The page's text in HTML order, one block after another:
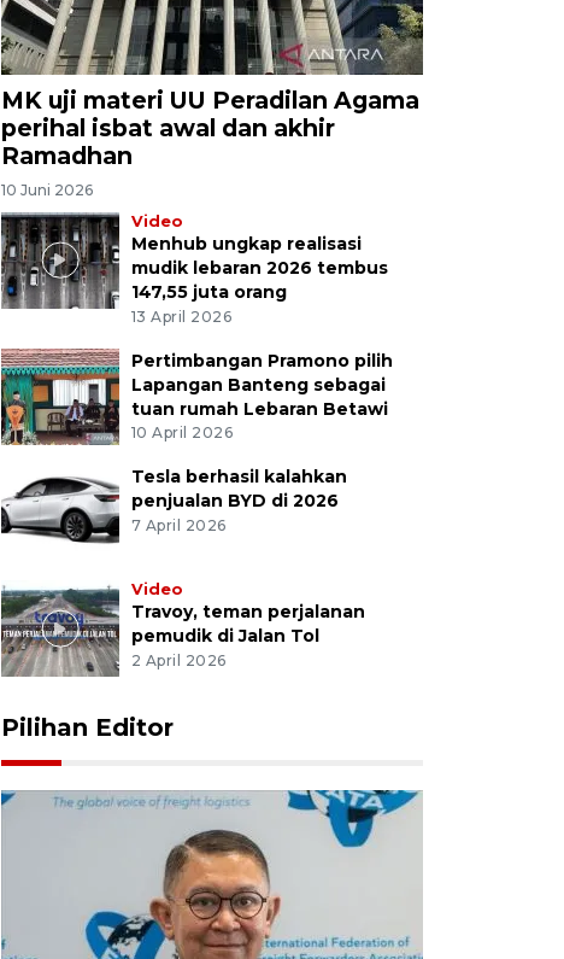
MK uji materi UU Peradilan Agama
perihal isbat awal dan akhir
Ramadhan
10 Juni 2026
Video
Menhub ungkap realisasi
mudik lebaran 2026 tembus
147,55 juta orang
13 April 2026
Pertimbangan Pramono pilih
Lapangan Banteng sebagai
tuan rumah Lebaran Betawi
10 April 2026
Tesla berhasil kalahkan
penjualan BYD di 2026
7 April 2026
Video
Travoy, teman perjalanan
pemudik di Jalan Tol
2 April 2026
Pilihan Editor